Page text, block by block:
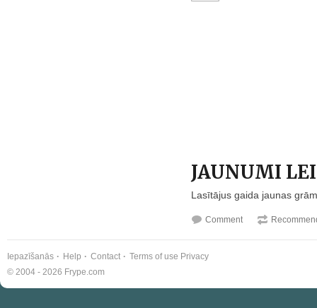
JAUNUMI
Lasītājus gaida jaunas
Comment
Iepazīšanās Help Contact Terms of use Privacy
© 2004 - 2026 Frype.com